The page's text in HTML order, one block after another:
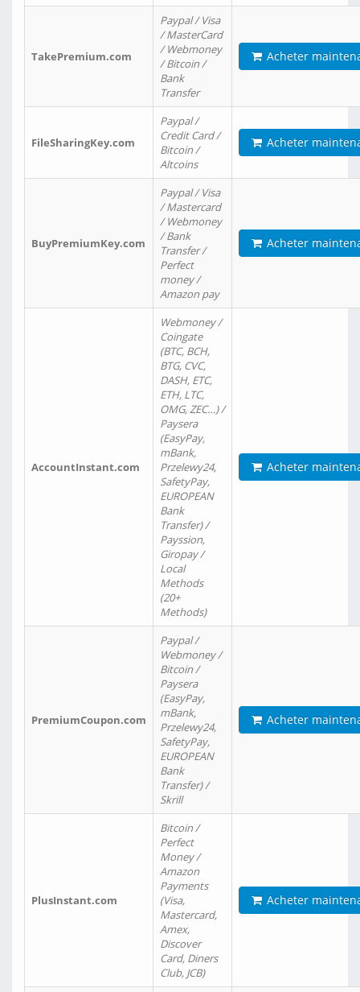
TakePremium.com
Paypal / Visa
/ MasterCard
/ Webmoney
/ Bitcoin /
Bank
Transfer
Acheter
FileSharingKey.com
Paypal /
Credit Card /
Bitcoin /
Altcoins
Acheter
BuyPremiumKey.com
Paypal / Visa
/ Mastercard
/ Webmoney
/ Bank
Transfer /
Perfect
money /
Amazon pay
Acheter
AccountInstant.com
Webmoney /
Coingate
(BTC, BCH,
BTG, CVC,
DASH, ETC,
ETH, LTC,
OMG, ZEC…) /
Paysera
(EasyPay,
mBank,
Przelewy24,
SafetyPay,
EUROPEAN
Bank
Transfer) /
Payssion,
Giropay /
Local
Methods
(20+
Methods)
Acheter
PremiumCoupon.com
Paypal /
Webmoney /
Bitcoin /
Paysera
(EasyPay,
mBank,
Przelewy24,
SafetyPay,
EUROPEAN
Bank
Transfer) /
Skrill
Acheter
PlusInstant.com
Bitcoin /
Perfect
Money /
Amazon
Payments
(Visa,
Mastercard,
Amex,
Discover
Card, Diners
Club, JCB)
Acheter